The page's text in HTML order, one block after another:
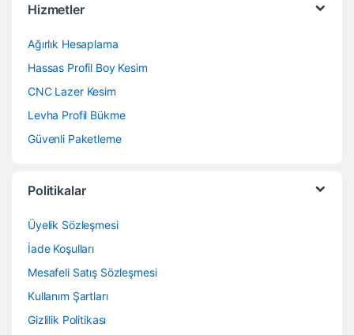
Hizmetler
Ağırlık Hesaplama
Hassas Profil Boy Kesim
CNC Lazer Kesim
Levha Profil Bükme
Güvenli Paketleme
Politikalar
Üyelik Sözleşmesi
İade Koşulları
Mesafeli Satış Sözleşmesi
Kullanım Şartları
Gizlilik Politikası